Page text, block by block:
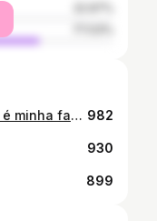
relaxa meu bem, se sabe que vc é minha favorita 🥴 982
930
899